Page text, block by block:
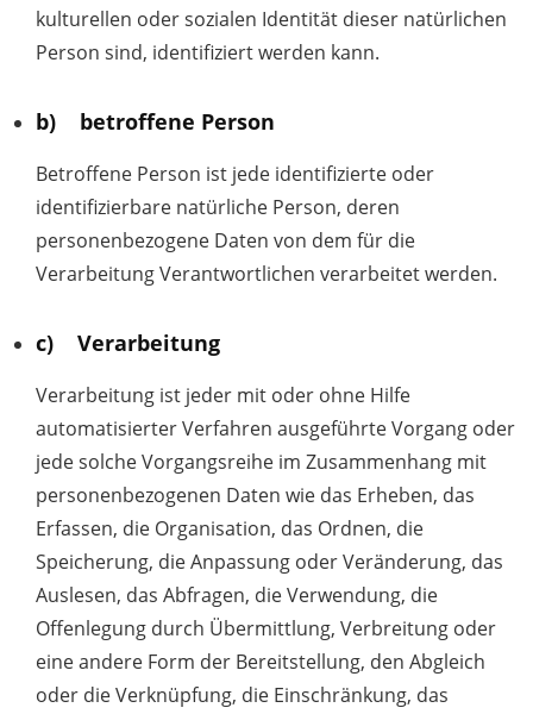
kulturellen oder sozialen Identität dieser natürlichen
Person sind, identifiziert werden kann.
b) betroffene Person
Betroffene Person ist jede identifizierte oder
identifizierbare natürliche Person, deren
personenbezogene Daten von dem für die
Verarbeitung Verantwortlichen verarbeitet werden.
c) Verarbeitung
Verarbeitung ist jeder mit oder ohne Hilfe
automatisierter Verfahren ausgeführte Vorgang oder
jede solche Vorgangsreihe im Zusammenhang mit
personenbezogenen Daten wie das Erheben, das
Erfassen, die Organisation, das Ordnen, die
Speicherung, die Anpassung oder Veränderung, das
Auslesen, das Abfragen, die Verwendung, die
Offenlegung durch Übermittlung, Verbreitung oder
eine andere Form der Bereitstellung, den Abgleich
oder die Verknüpfung, die Einschränkung, das